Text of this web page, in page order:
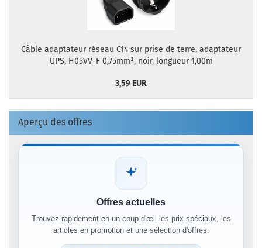
Câble adaptateur réseau C14 sur prise de terre, adaptateur
UPS, H05VV-F 0,75mm², noir, longueur 1,00m
3,59 EUR
Aperçu des offres
Offres actuelles
Trouvez rapidement en un coup d'œil les prix spéciaux, les
articles en promotion et une sélection d'offres.